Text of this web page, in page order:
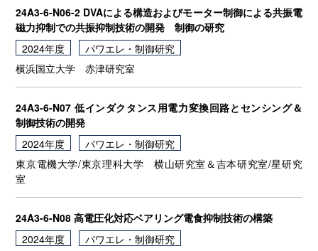
24A3-6-N06-2 DVAによる構造およびモーター制御による共振電
磁力抑制での共振抑制技術の開発 制御の研究
2024年度
パワエレ・制御研究
横浜国立大学
赤津研究室
24A3-6-N07 低インダクタンス用電力変換回路とセンシング＆
制御技術の開発
2024年度
パワエレ・制御研究
東京電機大学/東京理科大学
横山研究室＆吉本研究室/星研究
室
24A3-6-N08 高電圧化対応ベアリング電食抑制技術の構築
2024年度
パワエレ・制御研究